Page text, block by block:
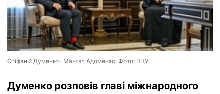
Єпіфаній Думенко і Мантас Адоменас. Фото: ПЦУ
Думенко розповів главі міжнародного